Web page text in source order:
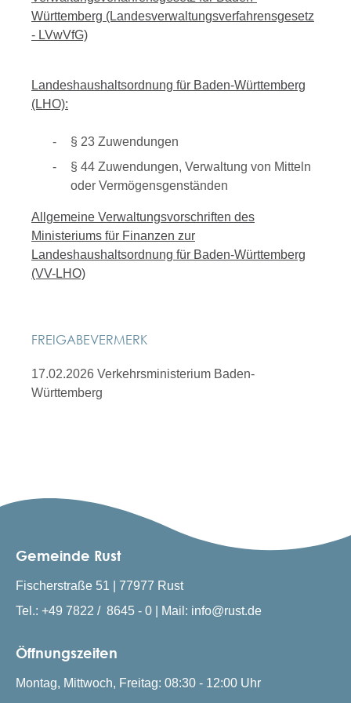
Württemberg (Landesverwaltungsverfahrensgesetz
- LVwVfG)
Landeshaushaltsordnung für Baden-Württemberg
(LHO):
§ 23 Zuwendungen
§ 44 Zuwendungen, Verwaltung von Mitteln
oder Vermögensgenständen
Allgemeine Verwaltungsvorschriften des
Ministeriums für Finanzen zur
Landeshaushaltsordnung für Baden-Württemberg
(VV-LHO)
FREIGABEVERMERK
17.02.2026 Verkehrsministerium Baden-
Württemberg
Gemeinde Rust
Fischerstraße 51 | 77977 Rust
Tel.: +49 7822 / 8645 - 0 | Mail: info@rust.de
Öffnungszeiten
Montag, Mittwoch, Freitag: 08:30 - 12:00 Uhr